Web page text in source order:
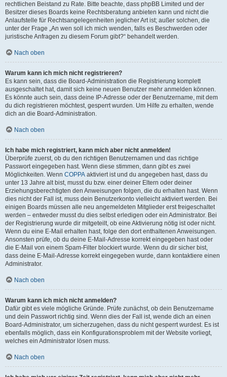
rechtlichen Beistand zu Rate. Bitte beachte, dass phpBB Limited und der
Besitzer dieses Boards keine Rechtsberatung anbieten kann und nicht die
Anlaufstelle für Rechtsangelegenheiten jeglicher Art ist; außer solchen, die
unter der Frage „An wen soll ich mich wenden, falls es Beschwerden oder
juristische Anfragen zu diesem Forum gibt?“ behandelt werden.
Nach oben
Warum kann ich mich nicht registrieren?
Es kann sein, dass die Board-Administration die Registrierung komplett
ausgeschaltet hat, damit sich keine neuen Benutzer mehr anmelden können.
Es könnte auch sein, dass deine IP-Adresse oder der Benutzername, mit dem
du dich registrieren möchtest, gesperrt wurden. Um Hilfe zu erhalten, wende
dich an die Board-Administration.
Nach oben
Ich habe mich registriert, kann mich aber nicht anmelden!
Überprüfe zuerst, ob du den richtigen Benutzernamen und das richtige
Passwort eingegeben hast. Wenn diese stimmen, dann gibt es zwei
Möglichkeiten. Wenn COPPA aktiviert ist und du angegeben hast, dass du
unter 13 Jahre alt bist, musst du bzw. einer deiner Eltern oder deiner
Erziehungsberechtigten den Anweisungen folgen, die du erhalten hast. Wenn
dies nicht der Fall ist, muss dein Benutzerkonto vielleicht aktiviert werden. Bei
einigen Boards müssen alle neu angemeldeten Mitglieder erst freigeschaltet
werden – entweder musst du dies selbst erledigen oder ein Administrator. Bei
der Registrierung wurde dir mitgeteilt, ob eine Aktivierung nötig ist oder nicht.
Wenn du eine E-Mail erhalten hast, folge den dort enthaltenen Anweisungen.
Ansonsten prüfe, ob du deine E-Mail-Adresse korrekt eingegeben hast oder
die E-Mail von einem Spam-Filter blockiert wurde. Wenn du dir sicher bist,
dass deine E-Mail-Adresse korrekt eingegeben wurde, dann kontaktiere einen
Administrator.
Nach oben
Warum kann ich mich nicht anmelden?
Dafür gibt es viele mögliche Gründe. Prüfe zunächst, ob dein Benutzername
und dein Passwort richtig sind. Wenn dies der Fall ist, wende dich an einen
Board-Administrator, um sicherzugehen, dass du nicht gesperrt wurdest. Es ist
ebenfalls möglich, dass ein Konfigurationsproblem mit der Website vorliegt,
welches ein Administrator lösen muss.
Nach oben